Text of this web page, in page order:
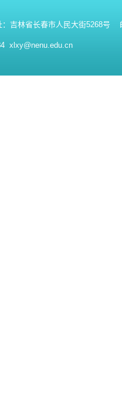
吉林省长春市人民大街5268号
xlxy@nenu.edu.cn